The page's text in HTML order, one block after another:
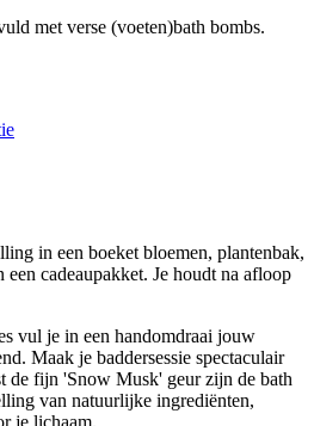
met verse (voeten)bath bombs.
in een boeket bloemen, plantenbak,
cadeaupakket. Je houdt na afloop
vul je in een handomdraai jouw
Maak je baddersessie spectaculair
de fijn 'Snow Musk' geur zijn de bath
van natuurlijke ingrediënten,